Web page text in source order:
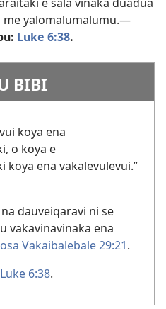
me yalomalumalumu.—
Luke 6:38.
BIBI
koya ena
o koya e
ena vakalevulevui.”​
dauveiqaravi ni se
vakavinavinaka ena
Vakaibalebale 29:21.
Luke 6:38.